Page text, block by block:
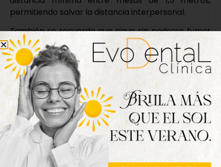
permitiendo salvar la distancia interpersonal.
También se recuerda que sigue sin poderse fumar
en la vía pública o en espacios al aire libre cuando
no se pueda respetar una distancia de seguridad
de, al menos, dos metros. En ningún caso se puede
fumar en terrazas, veladores o similares. De igual
manera, quedan sin efecto las medidas referidas a
la limitación de la movilidad ciudadana y
restricciones a la circulación (cierres perimetrales)
vigentes mediante las diferentes órdenes dictadas
por la Consejería de Sanidad.